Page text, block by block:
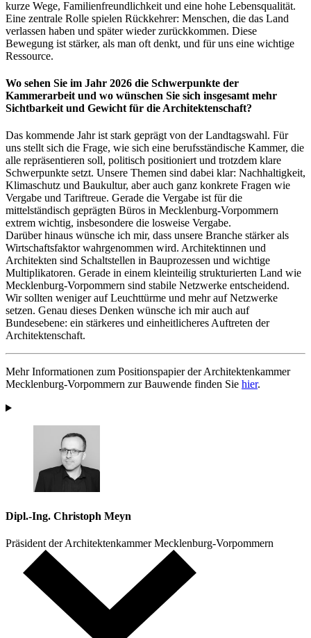
kurze Wege, Familienfreundlichkeit und eine hohe Lebensqualität.
Eine zentrale Rolle spielen Rückkehrer: Menschen, die das Land
verlassen haben und später wieder zurückkommen. Diese
Bewegung ist stärker, als man oft denkt, und für uns eine wichtige
Ressource.
Wo sehen Sie im Jahr 2026 die Schwerpunkte der
Kammerarbeit und wo wünschen Sie sich insgesamt mehr
Sichtbarkeit und Gewicht für die Architektenschaft?
Das kommende Jahr ist stark geprägt von der Landtagswahl. Für
uns stellt sich die Frage, wie sich eine berufsständische Kammer, die
alle repräsentieren soll, politisch positioniert und trotzdem klare
Schwerpunkte setzt. Unsere Themen sind dabei klar: Nachhaltigkeit,
Klimaschutz und Baukultur, aber auch ganz konkrete Fragen wie
Vergabe und Tariftreue. Gerade die Vergabe ist für die
mittelständisch geprägten Büros in Mecklenburg-Vorpommern
extrem wichtig, insbesondere die losweise Vergabe.
Darüber hinaus wünsche ich mir, dass unsere Branche stärker als
Wirtschaftsfaktor wahrgenommen wird. Architektinnen und
Architekten sind Schaltstellen in Bauprozessen und wichtige
Multiplikatoren. Gerade in einem kleinteilig strukturierten Land wie
Mecklenburg-Vorpommern sind stabile Netzwerke entscheidend.
Wir sollten weniger auf Leuchttürme und mehr auf Netzwerke
setzen. Genau dieses Denken wünsche ich mir auch auf
Bundesebene: ein stärkeres und einheitlicheres Auftreten der
Architektenschaft.
Mehr Informationen zum Positionspapier der Architektenkammer
Mecklenburg-Vorpommern zur Bauwende finden Sie hier.
Dipl.-Ing. Christoph Meyn
Präsident der Architektenkammer Mecklenburg-Vorpommern